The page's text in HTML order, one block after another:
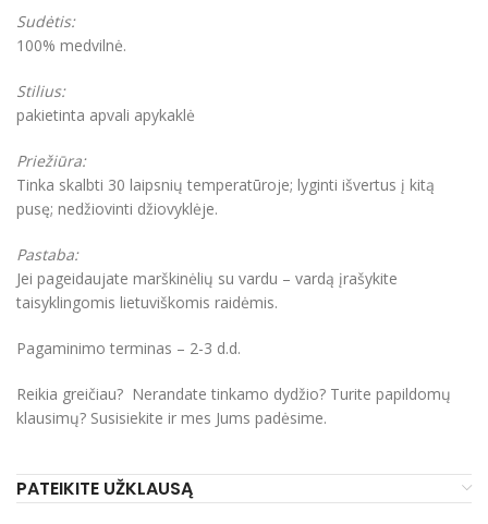
Sudėtis:
100% medvilnė.
Stilius:
pakietinta apvali apykaklė
Priežiūra:
Tinka skalbti 30 laipsnių temperatūroje; lyginti išvertus į kitą
pusę; nedžiovinti džiovyklėje.
Pastaba:
Jei pageidaujate marškinėlių su vardu – vardą įrašykite
taisyklingomis lietuviškomis raidėmis.
Pagaminimo terminas – 2-3 d.d.
Reikia greičiau? Nerandate tinkamo dydžio? Turite papildomų
klausimų? Susisiekite ir mes Jums padėsime.
PATEIKITE UŽKLAUSĄ